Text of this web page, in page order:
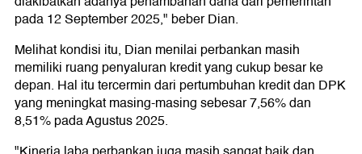
pada 12 September 2025," beber Dian.
Melihat kondisi itu, Dian menilai perbankan masih
memiliki ruang penyaluran kredit yang cukup besar ke
depan. Hal itu tercermin dari pertumbuhan kredit dan DPK
yang meningkat masing-masing sebesar 7,56% dan
8,51% pada Agustus 2025.